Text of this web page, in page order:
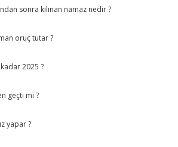
sonra kılınan namaz nedir ?
oruç tutar ?
2025 ?
geçti mi ?
yapar ?